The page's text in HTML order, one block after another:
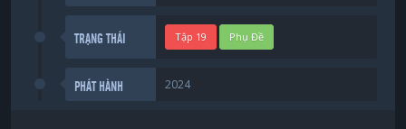
TRẠNG THÁI Tập 19 Phụ Đề
PHÁT HÀNH 2024